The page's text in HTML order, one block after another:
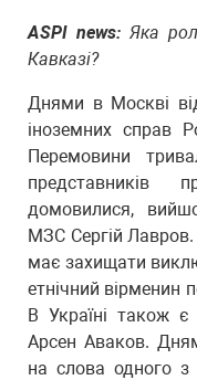
ASPI news: Яка
Кавказі?
Днями в Москві
іноземних справ
Перемовини
представників
домовилися,
МЗС Сергій
має захищати
етнічний
В Україні також
Арсен Аваков.
на слова одного з